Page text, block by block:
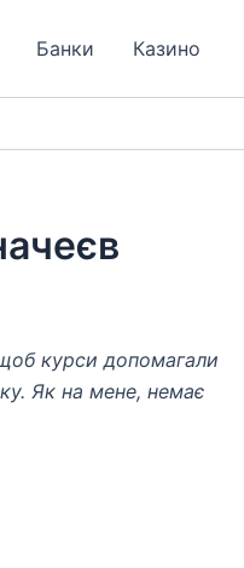
Банки Казино
курси допомагали
Як на мене, немає